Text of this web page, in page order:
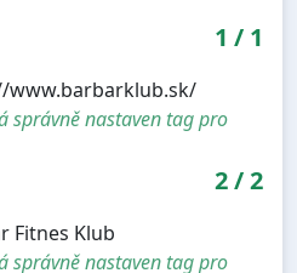
1 / 1
www.barbarklub.sk/
správně nastaven tag pro
2/2
Fitnes Klub
správně nastaven tag pro